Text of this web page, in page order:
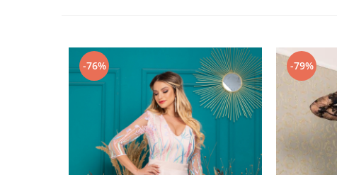
-76% -79%